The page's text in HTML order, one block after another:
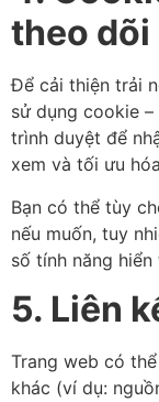
theo dõi
Để cải thiện trải
sử dụng cookie
trình duyệt để
xem và tối ưu
Bạn có thể tùy
nếu muốn, tuy
số tính năng
5. Liên
Trang web có
khác (ví dụ: